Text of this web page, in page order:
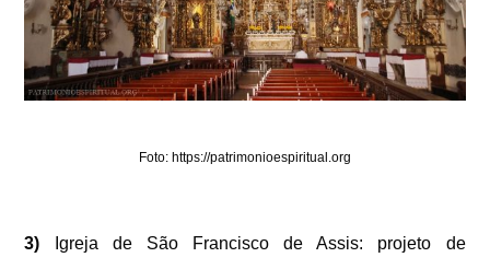
Foto: https://patrimonioespiritual.org
3) Igreja de São Francisco de Assis: projeto de